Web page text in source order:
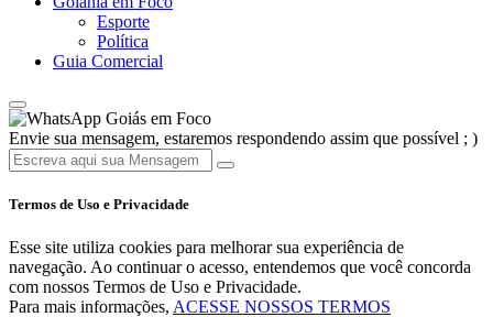
Esporte
Política
Guia Comercial
Goiás em Foco
Envie sua mensagem, estaremos respondendo assim que possível ; )
Termos de Uso e Privacidade
Esse site utiliza cookies para melhorar sua experiência de
navegação. Ao continuar o acesso, entendemos que você concorda
com nossos Termos de Uso e Privacidade.
Para mais informações, ACESSE NOSSOS TERMOS